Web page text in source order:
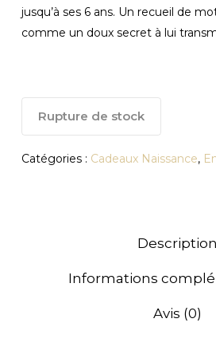
jusqu’à ses 6 ans. Un recueil de
comme un doux secret à lui
Rupture de stock
Catégories : Cadeaux Naissance,
Description
Informations
Avis (0)